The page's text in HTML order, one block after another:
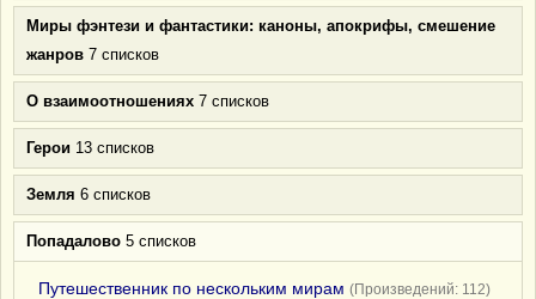
Миры фэнтези и фантастики: каноны, апокрифы, смешение
жанров 7 списков
О взаимоотношениях 7 списков
Герои 13 списков
Земля 6 списков
Попадалово 5 списков
Путешественник по нескольким мирам (Произведений: 112)